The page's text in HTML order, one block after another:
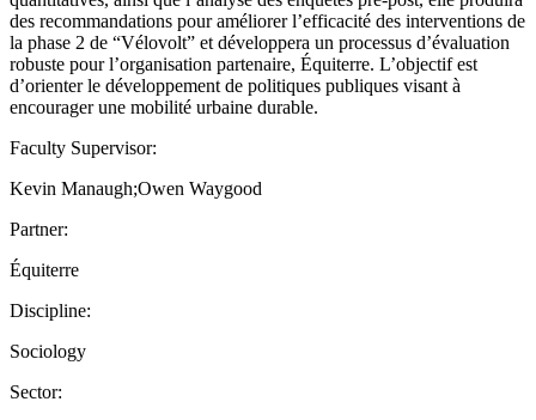
des recommandations pour améliorer l’efficacité des interventions de
la phase 2 de “Vélovolt” et développera un processus d’évaluation
robuste pour l’organisation partenaire, Équiterre. L’objectif est
d’orienter le développement de politiques publiques visant à
encourager une mobilité urbaine durable.
Faculty Supervisor:
Kevin Manaugh;Owen Waygood
Partner:
Équiterre
Discipline:
Sociology
Sector: